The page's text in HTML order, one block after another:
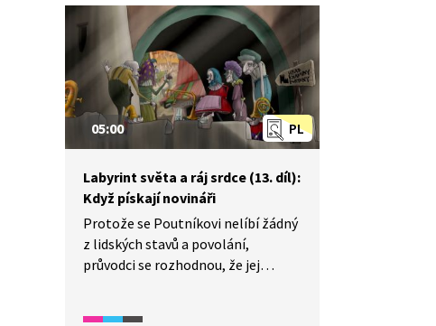
PL
05:00
Labyrint světa a ráj srdce (13. díl):
Když pískají novináři
Protože se Poutníkovi nelíbí žádný
z lidských stavů a povolání,
průvodci se rozhodnou, že jej